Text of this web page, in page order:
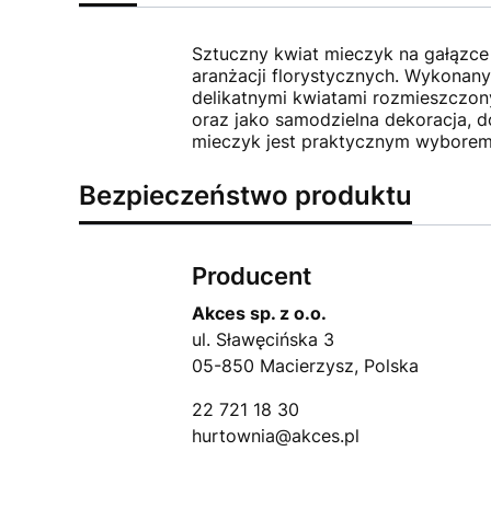
Sztuczny kwiat mieczyk na
aranżacji florystycznych.
delikatnymi kwiatami
oraz jako samodzielna dekoracja,
mieczyk jest praktycznym
Bezpieczeństwo produktu
Producent
Akces sp. z o.o.
ul. Sławęcińska 3
05-850 Macierzysz, Polska
22 721 18 30
hurtownia@akces.pl